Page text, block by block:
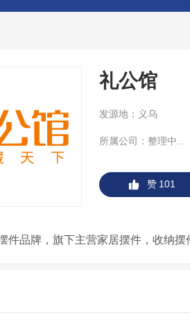
礼公馆
发源地： 义乌
所属公司： 整理中...
赞 101
件品牌，旗下主营家居摆件，收纳摆